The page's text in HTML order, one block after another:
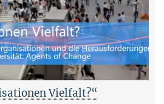
Vielfalt?“